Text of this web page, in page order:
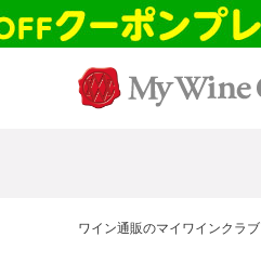
ワイン通販のマイワインクラブ